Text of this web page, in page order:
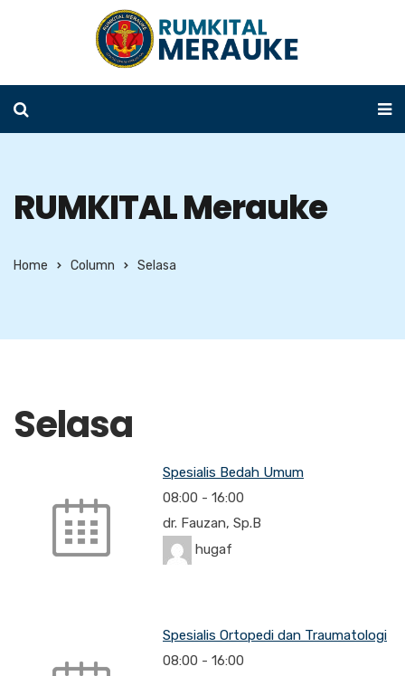
RUMKITAL Merauke
Home Column Selasa
Selasa
Spesialis Bedah Umum
08:00 - 16:00
dr. Fauzan, Sp.B
hugaf
Spesialis Ortopedi dan Traumatologi
08:00 - 16:00